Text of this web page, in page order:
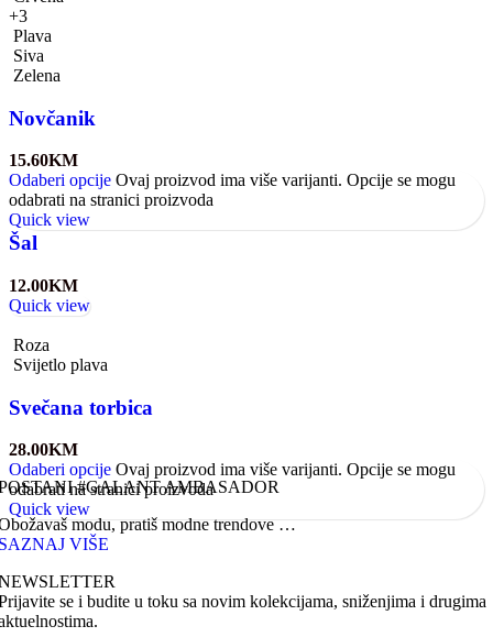
+3
Plava
Siva
Zelena
Novčanik
15.60KM
Odaberi opcije Ovaj proizvod ima više varijanti. Opcije se mogu
odabrati na stranici proizvoda
Quick view
Šal
12.00KM
Quick view
Roza
Svijetlo plava
Svečana torbica
28.00KM
Odaberi opcije Ovaj proizvod ima više varijanti. Opcije se mogu
odabrati na stranici proizvoda
Quick view
#GALANT AMBASADOR
modu, pratiš modne trendove …
VIŠE
se i budite u toku sa novim kolekcijama, sniženjima i drugima